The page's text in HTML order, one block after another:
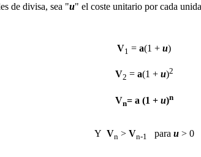
de divisa, sea "u" el coste unitario por cada
V1 = a(1 + u)
V2 = a(1 + u)2
Vn= a (1 + u)n
Y Vn > Vn-1 para u> 0